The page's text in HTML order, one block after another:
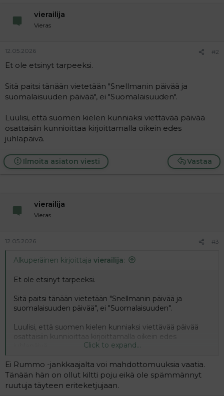
j
vierailija
Vieras
12.05.2026 #2
Et ole etsinyt tarpeeksi.
Sitä paitsi tänään vietetään "Snellmanin päivää ja
suomalaisuuden päivää", ei "Suomalaisuuden".
Luulisi, että suomen kielen kunniaksi viettävää päivää
osattaisiin kunnioittaa kirjoittamalla oikein edes
juhlapäivä.
Vastaa
Ilmoita asiaton viesti
vierailija
Vieras
12.05.2026 #3
Alkuperäinen kirjoittaja vierailija:
Et ole etsinyt tarpeeksi.
Sitä paitsi tänään vietetään "Snellmanin päivää ja
suomalaisuuden päivää", ei "Suomalaisuuden".
Luulisi, että suomen kielen kunniaksi viettävää päivää
osattaisiin kunnioittaa kirjoittamalla oikein edes
Click to expand...
Ei Rummo -jankkaajalta voi mahdottomuuksia vaatia.
Tänään hän on ollut kiltti poju eikä ole spämmännyt
ruutuja täyteen eriteketjujaan.